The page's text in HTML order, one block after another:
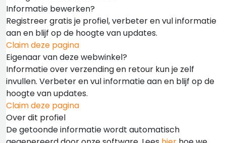
Informatie bewerken?
Registreer gratis je profiel, verbeter en vul informatie
aan en blijf op de hoogte van updates.
Claim deze pagina
Eigenaar van deze webwinkel?
Informatie over verzending en retour kun je zelf
invullen. Verbeter en vul informatie aan en blijf op de
hoogte van updates.
Claim deze pagina
Over dit profiel
De getoonde informatie wordt automatisch